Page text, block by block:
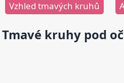
Vzhled tmavých kruhů
Tmavé kruhy pod